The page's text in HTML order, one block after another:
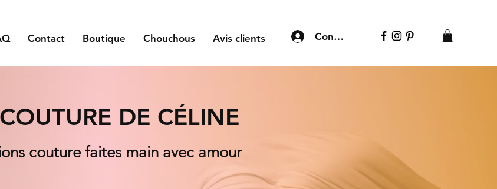
Connexion
Contact Boutique Chouchous Avis clients
DE CÉLINE
couture faites main avec amour